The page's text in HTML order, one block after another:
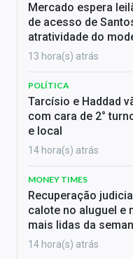
Mercado espera
de acesso de
atratividade do
13 hora(s) atrás
POLÍTICA
Tarcísio e Haddad
com cara de 2°
e local
14 hora(s) atrás
MONEY TIMES
Recuperação
calote no aluguel e
mais lidas da
14 hora(s) atrás